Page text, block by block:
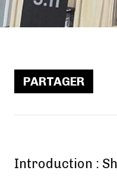
PARTAGER
Introduction :